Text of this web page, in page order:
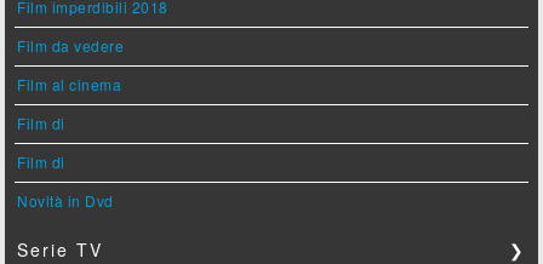
Film imperdibili 2018
Film da vedere
Film al cinema
Film di
Film di
Novità in Dvd
Serie TV ❯